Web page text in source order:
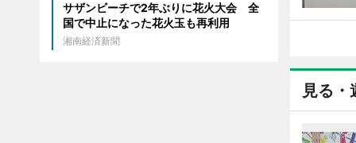
見る・
サザンビーチで2年ぶりに花火大会 全
国で中止になった花火玉も再利用
湘南経済新聞